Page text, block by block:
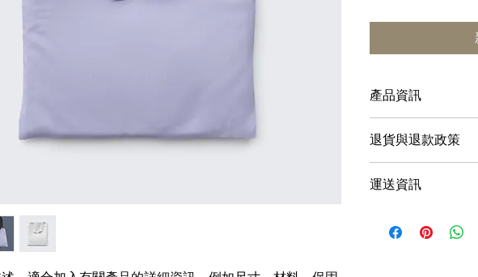
產品資訊
寸、材料、保固和清
品的獨特之處，以及
能在購買之前清楚了
客有信心和决心購買
退貨與退款政策
產品。撰寫政策時，
運送資訊
的資訊。撰寫政策時